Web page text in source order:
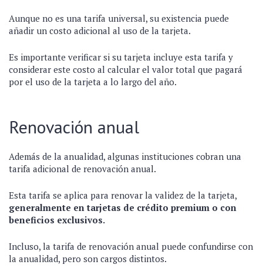
Aunque no es una tarifa universal, su existencia puede
añadir un costo adicional al uso de la tarjeta.
Es importante verificar si su tarjeta incluye esta tarifa y
considerar este costo al calcular el valor total que pagará
por el uso de la tarjeta a lo largo del año.
Renovación anual
Además de la anualidad, algunas instituciones cobran una
tarifa adicional de renovación anual.
Esta tarifa se aplica para renovar la validez de la tarjeta,
generalmente en tarjetas de crédito premium o con
beneficios exclusivos.
Incluso, la tarifa de renovación anual puede confundirse con
la anualidad, pero son cargos distintos.